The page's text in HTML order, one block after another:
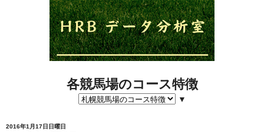
各競馬場のコース特徴
▼
2016年1月17日日曜日